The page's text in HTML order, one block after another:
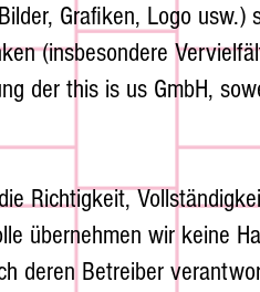
Grafiken, Logo
(insbesondere
der this is us GmbH,
Richtigkeit,
übernehmen wir keine
deren Betreiber